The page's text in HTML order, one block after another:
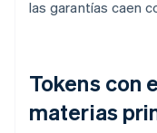
las garantías caen
Tokens con
materias